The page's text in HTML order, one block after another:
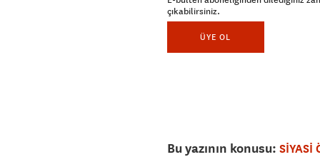
çıkabilirsiniz.
ÜYE OL
Bu yazının konusu: SİYASİ